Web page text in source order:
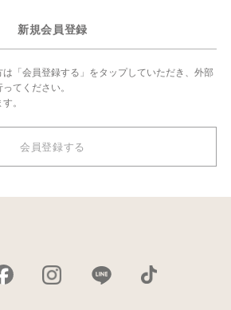
新規会員登録
「会員登録する」をタップしていただき、外部
てください。
。
会員登録する